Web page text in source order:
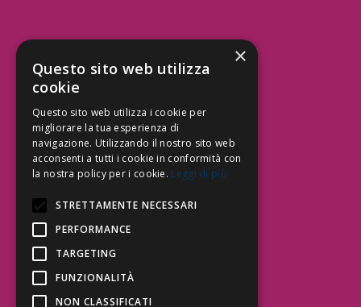
Aree Attività Civile
Tutele del Credito
Responsabilità Civile
Contrattualistica
Segui lo Studio EDG sui social.
Invia messaggio
T. 06.3232914
×
Questo sito web utilizza
cookie
Questo sito web utilizza i cookie per
migliorare la tua esperienza di
navigazione. Utilizzando il nostro sito web
acconsenti a tutti i cookie in conformità con
la nostra policy per i cookie. Leggi di più
STRETTAMENTE NECESSARI
PERFORMANCE
TARGETING
FUNZIONALITÀ
NON CLASSIFICATI